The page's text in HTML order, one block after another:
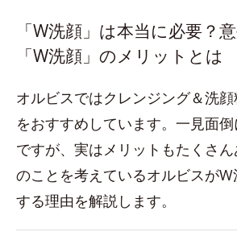
「W洗顔」は本当に必要？
「W洗顔」のメリットとは
オルビスではクレンジング＆洗顔
をおすすめしています。一見面
ですが、実はメリットもたくさ
のことを考えているオルビスが
する理由を解説します。